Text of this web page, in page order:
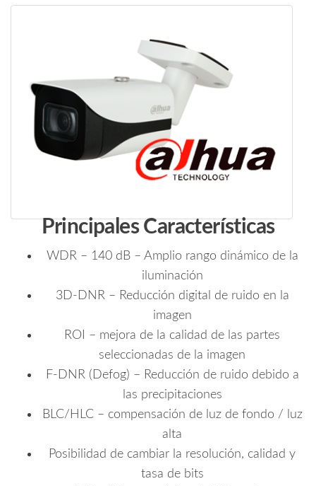
Principales Características
WDR – 140 dB – Amplio rango dinámico de la
iluminación
3D-DNR – Reducción digital de ruido en la
imagen
ROI – mejora de la calidad de las partes
seleccionadas de la imagen
F-DNR (Defog) – Reducción de ruido debido a
las precipitaciones
BLC/HLC – compensación de luz de fondo / luz
alta
Posibilidad de cambiar la resolución, calidad y
tasa de bits